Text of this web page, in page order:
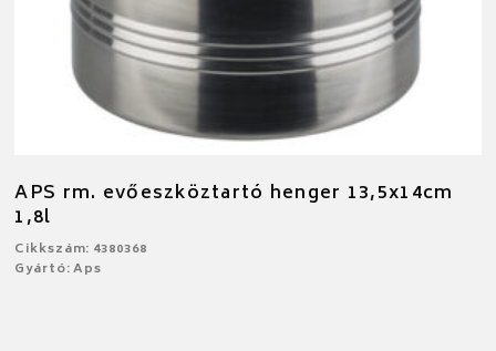
APS rm. evőeszköztartó henger 13,5x14cm
1,8l
Cikkszám: 4380368
Gyártó: Aps